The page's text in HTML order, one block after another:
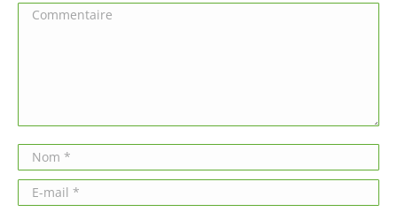
Commentaire
Nom *
E-mail *